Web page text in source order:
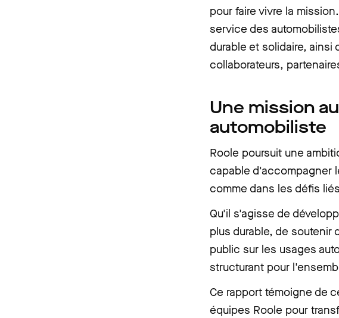
pour faire vivre la
service des
durable et solidaire,
collaborateurs,
Une mission
automobiliste
Roole poursuit une
capable d'accompagner
comme dans les défis
Qu'il s'agisse de
plus durable, de soutenir
public sur les usages
structurant pour
Ce rapport témoigne de
équipes Roole pour